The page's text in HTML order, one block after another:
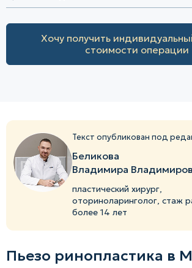
Хочу получить
стоимости операции
Пьезо ринопластика в
Текст опубликован под
Беликова
Владимира
пластический хирург,
оториноларинголог, стаж
более 14 лет